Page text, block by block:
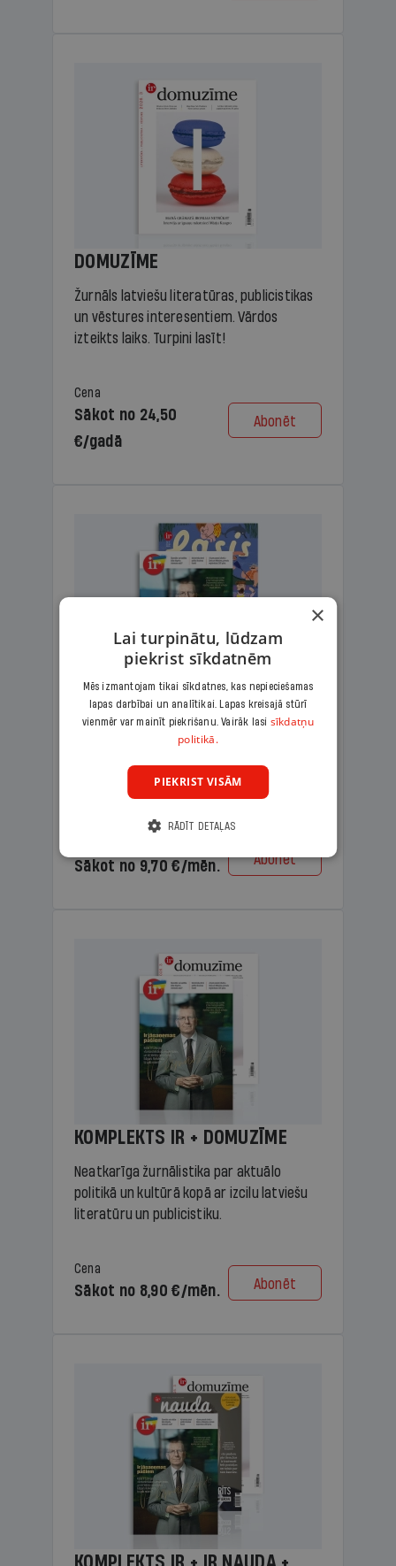
DOMUZĪME
Žurnāls latviešu literatūras, publicistikas
un vēstures interesentiem. Vārdos
izteikts laiks. Turpini lasīt!
Cena
Sākot no 24,50
€/gadā
Abonēt
KOMPLEKTS IR + LASIS
Ģimenes komplekts – aizraujošs
lasāmžurnāls bērniem un analītiska
lasāmviela vecākiem.
Sākot no 9,70 €/mēn. Abonēt
KOMPLEKTS IR + DOMUZĪME
Neatkarīga žurnālistika par aktuālo
politikā un kultūrā kopā ar izcilu latviešu
literatūru un publicistiku.
Cena
Sākot no 8,90 €/mēn. Abonēt
×
Lai turpinātu, lūdzam
piekrist sīkdatnēm
Mēs izmantojam tikai sīkdatnes, kas nepieciešamas
lapas darbībai un analītikai. Lapas kreisajā stūrī
vienmēr var mainīt piekrišanu. Vairāk lasi sīkdatņu
politikā.
PIEKRIST VISĀM
RĀDĪT DETAĻAS